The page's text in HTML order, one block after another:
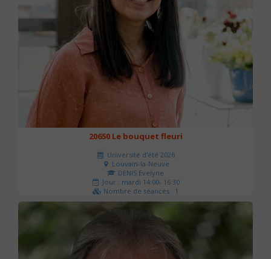
20650 Le bouquet fleuri
Université d'été 2026
Louvain-la-Neuve
DENIS Evelyne
Jour : mardi 14:00- 16:30
Nombre de séances : 1
60 €